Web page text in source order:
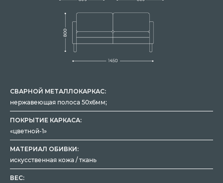
СВАРНОЙ МЕТАЛЛОКАРКАС:
нержавеющая полоса 50х6мм;
ПОКРЫТИЕ КАРКАСА:
«цветной-1»
МАТЕРИАЛ ОБИВКИ:
искусственная кожа / ткань
ВЕС: